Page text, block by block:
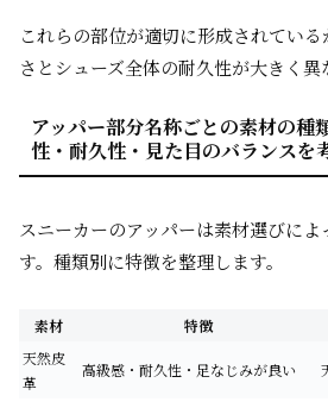
これらの部位が適切に形成されてい
さとシューズ全体の耐久性が大きく異
アッパー部分名称ごとの素材の種
性・耐久性・見た目のバランスを
スニーカーのアッパーは素材選びによ
す。種類別に特徴を整理します。
素材 特徴
天然皮
革
高級感・耐久性・足なじみが良い